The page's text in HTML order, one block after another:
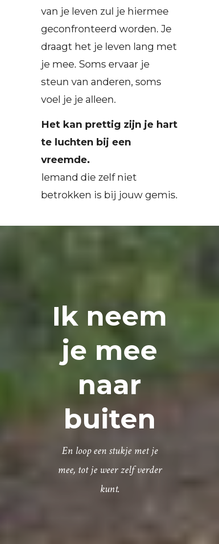
van je leven zul je hiermee
geconfronteerd worden. Je
draagt het je leven lang met
je mee. Soms ervaar je
steun van anderen, soms
voel je je alleen.
Het kan prettig zijn je hart
te luchten bij een
vreemde.
Iemand die zelf niet
betrokken is bij jouw gemis.
Ik neem
je mee
naar
buiten
En loop een stukje met je
mee, tot je weer zelf verder
kunt.